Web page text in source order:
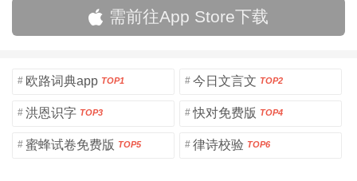
需前往App Store下载
# 欧路词典app TOP1 # 今日文言文 TOP2
# 洪恩识字 TOP3 # 快对免费版 TOP4
# 蜜蜂试卷免费版 TOP5 # 律诗校验 TOP6